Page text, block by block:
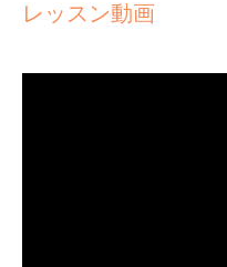
レッスン動画